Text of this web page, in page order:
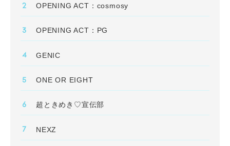
OPENING ACT：cosmosy
OPENING ACT：PG
GENIC
ONE OR EIGHT
超ときめき♡宣伝部
NEXZ